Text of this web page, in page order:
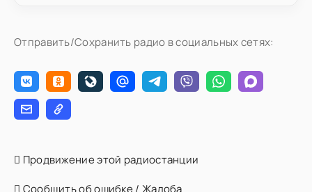
Отправить/Сохранить радио в социальных сетях:
Продвижение этой радиостанции
Сообщить об ошибке / Жалоба